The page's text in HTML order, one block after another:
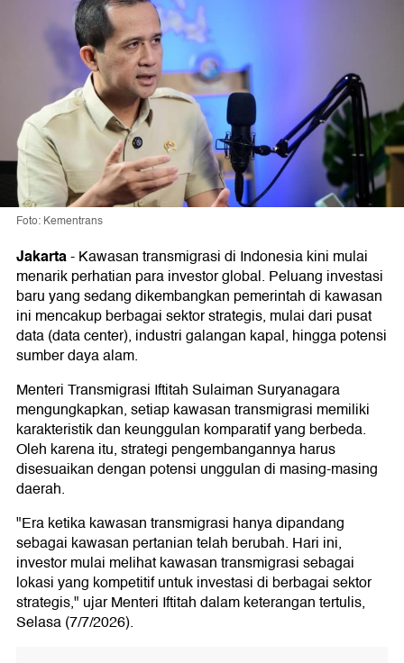
Foto: Kementrans
Jakarta-Kawasan transmigrasi di Indonesia kini mulai
menarik perhatian para investor global. Peluang investasi
baru yang sedang dikembangkan pemerintah di kawasan
ini mencakup berbagai sektor strategis, mulai dari pusat
data (data center), industri galangan kapal, hingga potensi
sumber daya alam.
Menteri Transmigrasi Iftitah Sulaiman Suryanagara
mengungkapkan, setiap kawasan transmigrasi memiliki
karakteristik dan keunggulan komparatif yang berbeda.
Oleh karena itu, strategi pengembangannya harus
disesuaikan dengan potensi unggulan di masing-masing
daerah.
"Era ketika kawasan transmigrasi hanya dipandang
sebagai kawasan pertanian telah berubah. Hari ini,
investor mulai melihat kawasan transmigrasi sebagai
lokasi yang kompetitif untuk investasi di berbagai sektor
strategis," ujar Menteri Iftitah dalam keterangan tertulis,
Selasa (7/7/2026).